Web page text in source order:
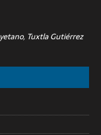
Tuxtla Gutiérrez